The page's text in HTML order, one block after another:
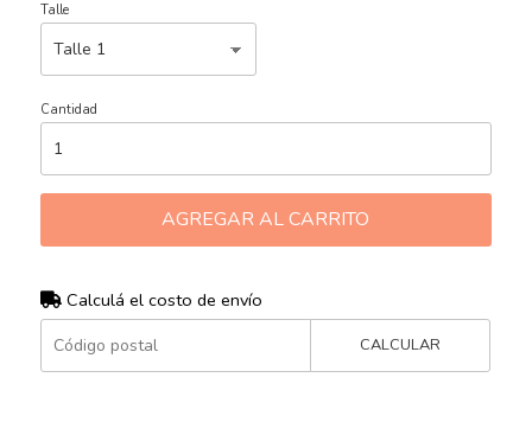
Talle
Cantidad
AGREGAR AL CARRITO
Calculá el costo de envío
CALCULAR